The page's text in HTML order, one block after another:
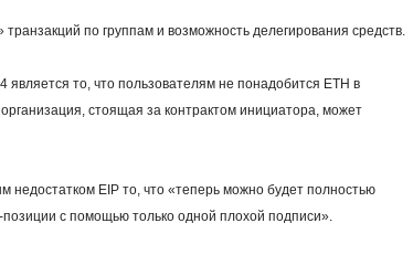
по группам и возможность делегирования средств.
то, что пользователям не понадобится ETH в
стоящая за контрактом инициатора, может
недостатком EIP то, что «теперь можно будет полностью
позиции с помощью только одной плохой подписи».